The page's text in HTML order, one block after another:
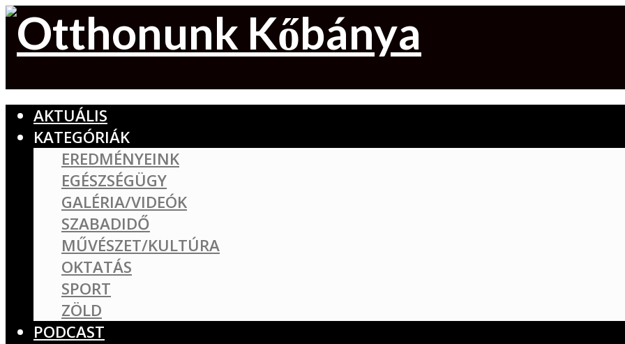
AKTUÁLIS
KATEGÓRIÁK
EREDMÉNYEINK
EGÉSZSÉGÜGY
GALÉRIA/VIDEÓK
SZABADIDŐ
MŰVÉSZET/KULTÚRA
OKTATÁS
SPORT
ZÖLD
PODCAST